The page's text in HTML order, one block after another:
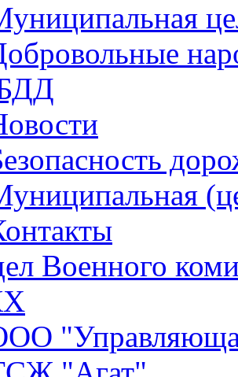
Военного